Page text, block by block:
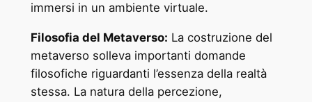
immersi in un ambiente virtuale.
Filosofia del Metaverso: La costruzione del
metaverso solleva importanti domande
filosofiche riguardanti l’essenza della realtà
stessa. La natura della percezione,